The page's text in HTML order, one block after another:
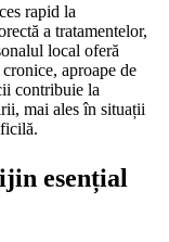
rapid la
a tratamentelor,
local oferă
aproape de
contribuie la
mai ales în situații
esențial